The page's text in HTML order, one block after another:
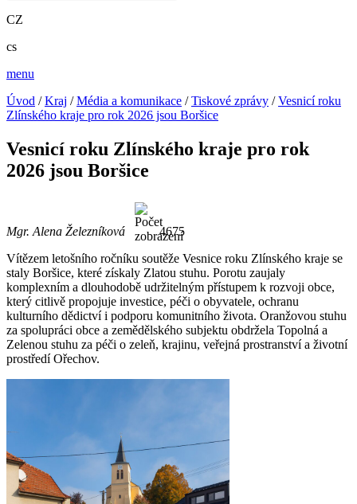
CZ
cs
menu
Úvod /Kraj /Média a komunikace /Tiskové zprávy /Vesnicí roku
Zlínského kraje pro rok 2026 jsou Boršice
Vesnicí roku Zlínského kraje pro rok
2026 jsou Boršice
Mgr. Alena Železníková
4675
Vítězem letošního ročníku soutěže Vesnice roku Zlínského kraje se
staly Boršice, které získaly Zlatou stuhu. Porotu zaujaly
komplexním a dlouhodobě udržitelným přístupem k rozvoji obce,
který citlivě propojuje investice, péči o obyvatele, ochranu
kulturního dědictví i podporu komunitního života. Oranžovou stuhu
za spolupráci obce a zemědělského subjektu obdržela Topolná a
Zelenou stuhu za péči o zeleň, krajinu, veřejná prostranství a životní
prostředí Ořechov.